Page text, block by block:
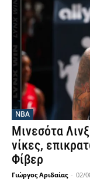
NBA
Μινεσότα
νίκες,
Φίβερ
Γιώργος Αριδαίας - 02/